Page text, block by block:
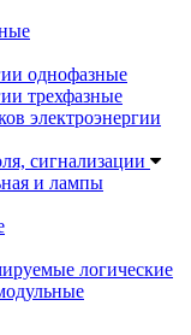
однофазные
трехфазные
электроэнергии
сигнализации
и лампы
логические